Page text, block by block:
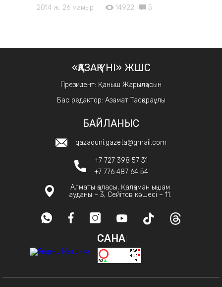
2014 ж. 26 мамыр 14922 5
«ҚАЗАҚ ҮНІ» ЖШС
Президент: Қаныш Жарылқасын
Бас редактор: Азамат Тасқараұлы
БАЙЛАНЫС
qazaquni.gazeta@gmail.com
+7 727 398 57 31
+7 776 487 64 54
Алматы қаласы, Қалқаман ықшам
ауданы – 3, Сейітов көшесі – 11.
САНАҚ